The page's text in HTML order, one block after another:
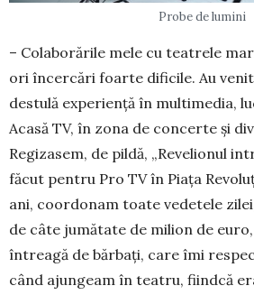
Probe de lumini
– Colaborările mele cu teatrele
ori încercări foarte dificile. Au
destulă experiență în multimedia,
Acasă TV, în zona de con­cer­te și
Regizasem, de pildă, „Reve­lio­nul
făcut pentru Pro TV în Piața
ani, coor­do­nam toate vedetele
de câte jumătate de milion de
în­treagă de bărbați, care îmi
când ajungeam în teatru, fiindcă